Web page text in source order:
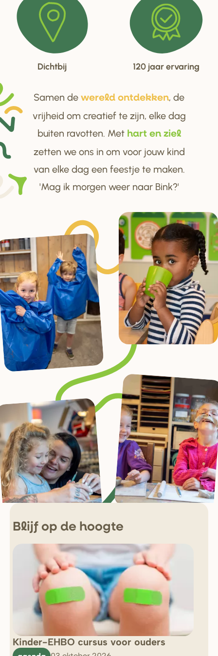
Dichtbij 120 jaar ervaring
Samen de wereld ontdekken, de
vrijheid om creatief te zijn, elke dag
buiten ravotten. Met hart en ziel
zetten we ons in om voor jouw kind
van elke dag een feestje te maken.
'Mag ik morgen weer naar Bink?'
Blijf op de hoogte
Kinder-EHBO cursus voor ouders